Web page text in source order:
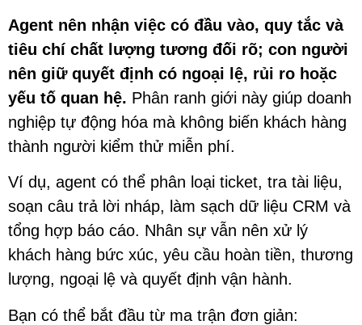
Agent nên nhận việc có đầu vào, quy tắc và
tiêu chí chất lượng tương đối rõ; con người
nên giữ quyết định có ngoại lệ, rủi ro hoặc
yếu tố quan hệ. Phân ranh giới này giúp doanh
nghiệp tự động hóa mà không biến khách hàng
thành người kiểm thử miễn phí.
Ví dụ, agent có thể phân loại ticket, tra tài liệu,
soạn câu trả lời nháp, làm sạch dữ liệu CRM và
tổng hợp báo cáo. Nhân sự vẫn nên xử lý
khách hàng bức xúc, yêu cầu hoàn tiền, thương
lượng, ngoại lệ và quyết định vận hành.
Bạn có thể bắt đầu từ ma trận đơn giản: